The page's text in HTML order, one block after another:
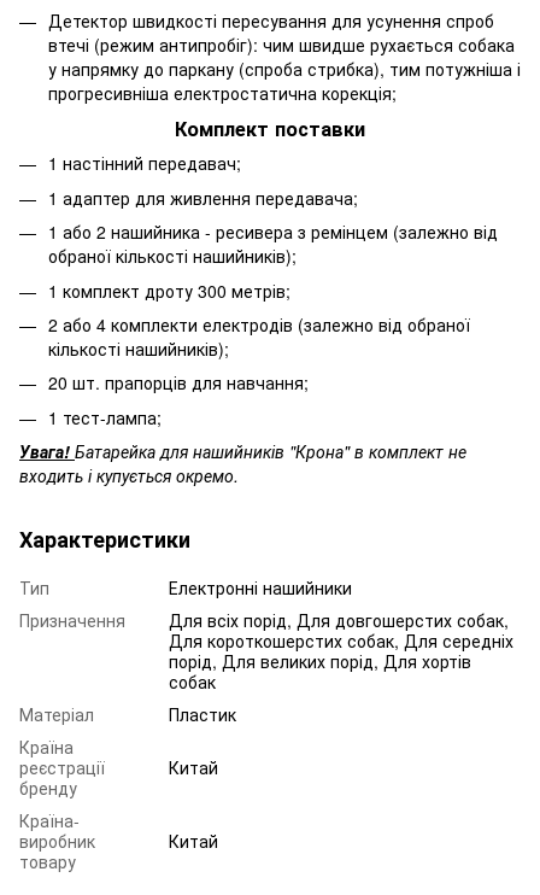
Детектор швидкості пересування для усунення спроб
втечі (режим антипробіг): чим швидше рухається собака
у напрямку до паркану (спроба стрибка), тим потужніша і
прогресивніша електростатична корекція;
Комплект поставки
1 настінний передавач;
1 адаптер для живлення передавача;
1 або 2 нашийника - ресивера з ремінцем (залежно від
обраної кількості нашийників);
1 комплект дроту 300 метрів;
2 або 4 комплекти електродів (залежно від обраної
кількості нашийників);
20 шт. прапорців для навчання;
1 тест-лампа;
Увага! Батарейка для нашийників "Крона" в комплект не
входить і купується окремо.
Характеристики
Тип
Електронні нашийники
Призначення
Для всіх порід, Для довгошерстих собак,
Для короткошерстих собак, Для середніх
порід, Для великих порід, Для хортів
собак
Матеріал
Пластик
Країна
реєстрації
бренду
Китай
Країна-
виробник
товару
Китай